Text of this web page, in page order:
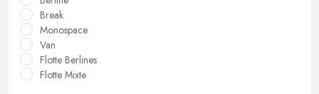
Break
Monospace
Van
Flotte Berlines
Flotte Mixte